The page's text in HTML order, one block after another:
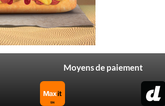
Moyens de paiement